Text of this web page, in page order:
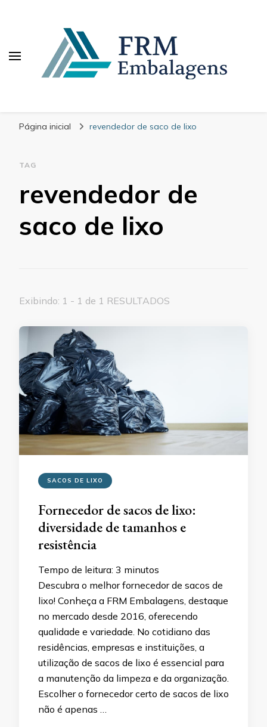
Página inicial revendedor de saco de lixo
TAG
revendedor de
saco de lixo
Exibindo: 1 - 1 de 1 RESULTADOS
SACOS DE LIXO
Fornecedor de sacos de lixo:
diversidade de tamanhos e
resistência
Tempo de leitura: 3 minutos
Descubra o melhor fornecedor de sacos de
lixo! Conheça a FRM Embalagens, destaque
no mercado desde 2016, oferecendo
qualidade e variedade. No cotidiano das
residências, empresas e instituições, a
utilização de sacos de lixo é essencial para
a manutenção da limpeza e da organização.
Escolher o fornecedor certo de sacos de lixo
não é apenas …